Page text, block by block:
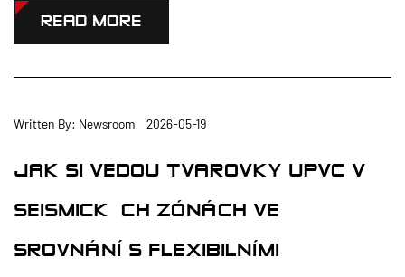
READ MORE
Written By: Newsroom 2026-05-19
JAK SI VEDOU TVAROVKY UPVC V
SEISMICKÝCH ZÓNÁCH VE
SROVNÁNÍ S FLEXIBILNÍMI